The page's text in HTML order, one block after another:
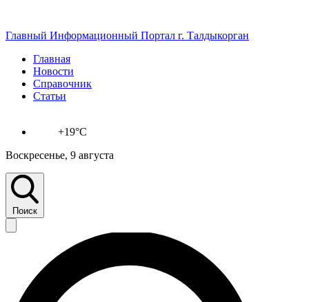
Главный Информационный Портал г. Талдыкорган
Главная
Новости
Справочник
Статьи
+19°C
Воскресенье, 9 августа
Поиск